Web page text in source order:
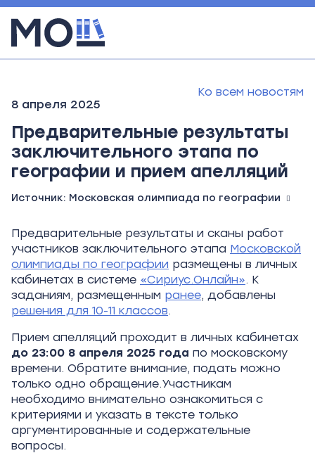
8 апреля 2025
Ко всем новостям
Предварительные результаты
заключительного этапа по
географии и прием апелляций
Источник: Московская олимпиада по географии
Предварительные результаты и сканы работ
участников заключительного этапа Московской
олимпиады по географии размещены в личных
кабинетах в системе «Сириус.Онлайн». К
заданиям, размещенным ранее, добавлены
решения для 10-11 классов.
Прием апелляций проходит в личных кабинетах
до 23:00 8 апреля 2025 года по московскому
времени. Обратите внимание, подать можно
только одно обращение.Участникам
необходимо внимательно ознакомиться с
критериями и указать в тексте только
аргументированные и содержательные
вопросы.